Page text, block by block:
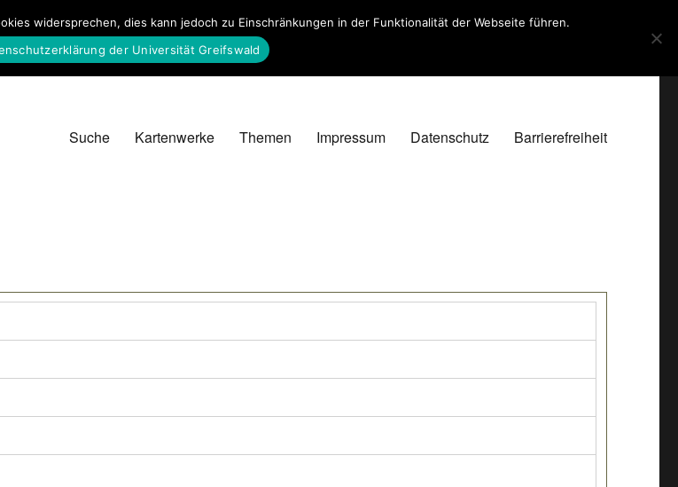
Suche Kartenwerke Themen Impressum Datenschutz Barrierefreiheit
widersprechen, dies kann jedoch zu Einschränkungen in der Funktionalität der Webseite führen.
der Universität Greifswald